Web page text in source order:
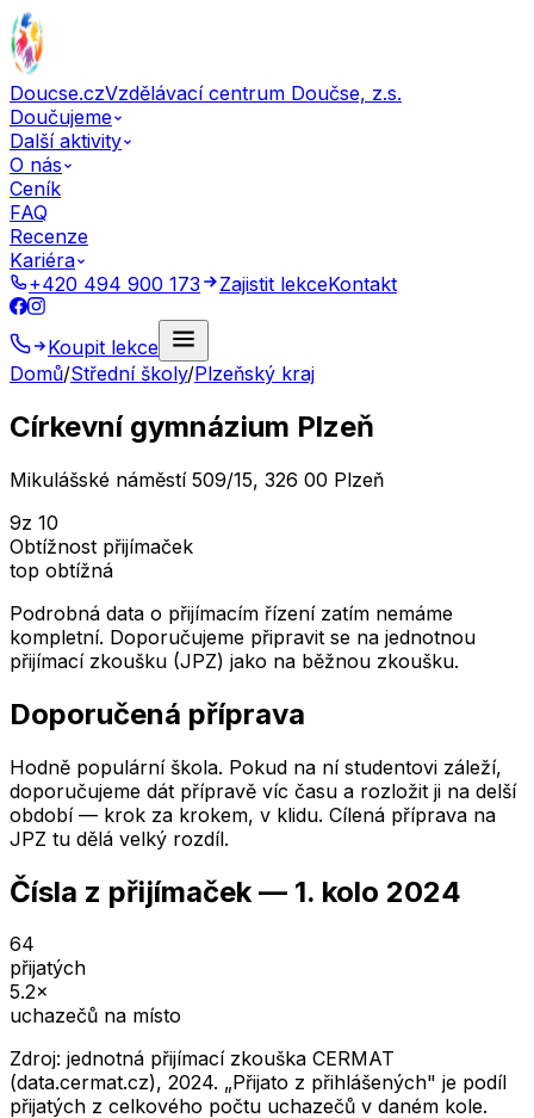
Doucse.czVzdělávací centrum Doučse, z.s.
Doučujeme
Další aktivity
O nás
Ceník
FAQ
Recenze
Kariéra
+420 494 900 173
Zajistit lekceKontakt
Koupit lekce
Domů/Střední školy/Plzeňský kraj
Církevní gymnázium Plzeň
Mikulášské náměstí 509/15, 326 00 Plzeň
9z 10
Obtížnost přijímaček
top obtížná
Podrobná data o přijímacím řízení zatím nemáme
kompletní. Doporučujeme připravit se na jednotnou
přijímací zkoušku (JPZ) jako na běžnou zkoušku.
Doporučená příprava
Hodně populární škola. Pokud na ní studentovi záleží,
doporučujeme dát přípravě víc času a rozložit ji na delší
období — krok za krokem, v klidu. Cílená příprava na
JPZ tu dělá velký rozdíl.
Čísla z přijímaček — 1. kolo 2024
64
přijatých
5.2×
uchazečů na místo
Zdroj: jednotná přijímací zkouška CERMAT
(data.cermat.cz), 2024. „Přijato z přihlášených" je podíl
přijatých z celkového počtu uchazečů v daném kole.